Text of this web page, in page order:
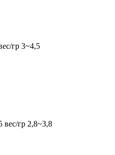
гр 3~4,5
гр 2,8~3,8